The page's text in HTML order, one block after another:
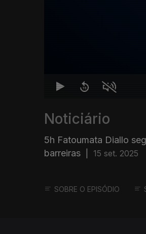
Noticiário
5h Fatoumata Diallo
barreiras
15 set. 2025
SOBRE O EPISÓDIO